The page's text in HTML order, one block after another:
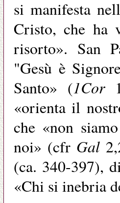
si manifesta
Cristo, che ha
risorto». San
"Gesù è
Santo» (1Cor
«orienta il
che «non
noi» (cfr Gal
(ca. 340-397),
«Chi si inebria